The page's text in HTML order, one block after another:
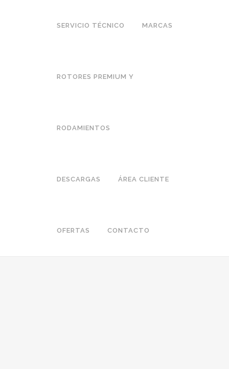
SERVICIO TÉCNICO MARCAS
ROTORES PREMIUM Y
RODAMIENTOS
DESCARGAS ÁREA CLIENTE
OFERTAS CONTACTO